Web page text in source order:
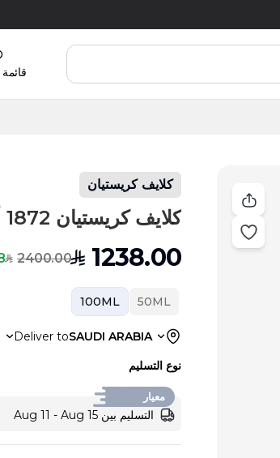
كلايف كريستيان
كلايف كريستيان 1872 أو دو بارفان 100 مل للرجال
SAR 1238.00
SAR 2400.00
50ML
100ML
Deliver toSAUDI ARABIA
نوع التسليم
معيار
التسليم بين Aug 11 - Aug 15